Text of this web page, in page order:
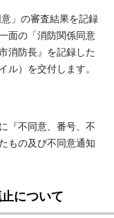
」の審査結果を記録
面の「消防関係同意
消防長』を記録した
ル）を交付します。
『不同意、番号、不
もの及び不同意通知
について